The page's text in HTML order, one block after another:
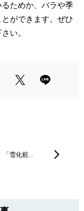
ためか、バラや季
ができます。ぜひ
い。
「雪化粧…